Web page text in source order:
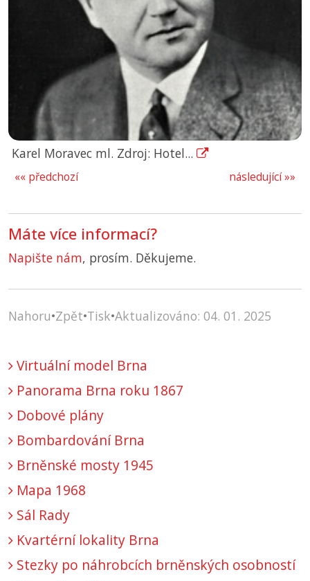
Karel Moravec ml. Zdroj: Hotel...
následující »»
«« předchozí
Máte více informací?
Napište nám, prosím. Děkujeme.
Nahoru•Zpět•Tisk•Aktualizováno: 04. 01. 2025
Virtuální model Brna
Panorama Brna roku 1867
Dobové plány
Bombardování Brna
Brněnské mosty 1945
Mapa 1968
Sál Rady
Kvartérní lokality Brna
Stezky po náhrobcích brněnských osobností